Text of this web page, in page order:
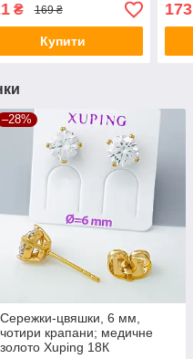
₴ 169 ₴
Купити
173
–28%
Сережки-цвяшки, 6 мм,
чотири крапани; медичне
золото Xuping 18К